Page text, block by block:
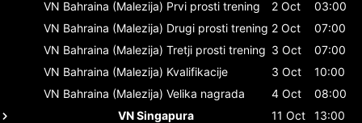
VN Bahraina (Malezija) Prvi prosti trening 2 Oct
03:00
VN Bahraina (Malezija) Drugi prosti trening 2 Oct
07:00
VN Bahraina (Malezija) Tretji prosti trening 3 Oct
07:00
VN Bahraina (Malezija) Kvalifikacije 3 Oct
10:00
VN Bahraina (Malezija) Velika nagrada 4 Oct
08:00
VN Singapura
11 Oct
13:00